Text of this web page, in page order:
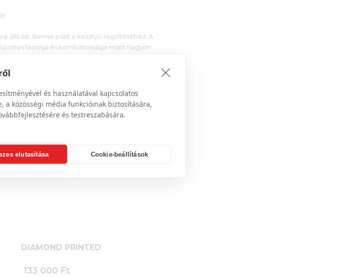
állítást. Benne pánt a kesztyű rögzítéséhez. A
fazonja és komfortossága miatt nagyon
DIAMOND PRINTED
133 000 Ft
és használatával kapcsolatos
a közösségi média funkcióinak biztosítására,
és testreszabására.
elutasítása Cookie-beállítások